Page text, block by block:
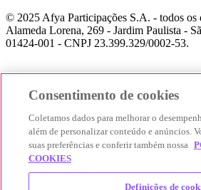
© 2025 Afya Participações S.A. - todos os
Alameda Lorena, 269 - Jardim Paulista -
01424-001 - CNPJ 23.399.329/0002-53.
Consentimento de cookies
Coletamos dados para melhorar o
além de personalizar conteúdo e anúncios.
suas preferências e conferir também nossa
COOKIES
Definições de